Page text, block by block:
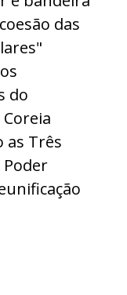
das
do
as Três
Poder